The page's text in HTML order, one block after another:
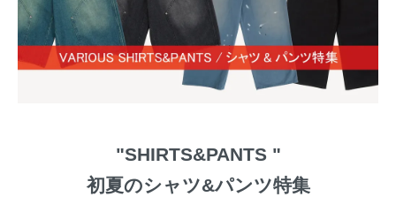
"SHIRTS&PANTS "
初夏のシャツ&パンツ特集